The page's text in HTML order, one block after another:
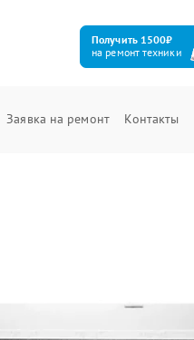
Получить 1500₽
на ремонт техники
Заявка на ремонт Контакты